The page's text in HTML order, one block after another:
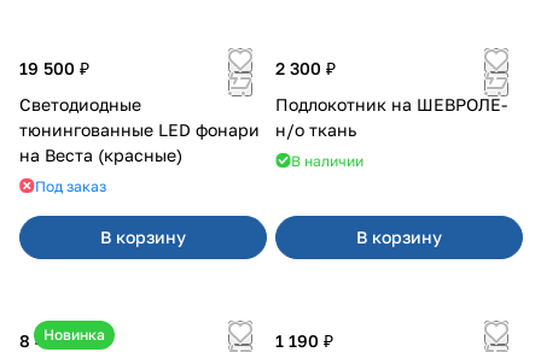
19 500 ₽
Светодиодные
тюнингованные LED фонари
на Веста (красные)
Под заказ
В корзину
2 300 ₽
Подлокотник на ШЕВРОЛЕ-
н/о ткань
В наличии
В корзину
Новинка
8 400 ₽
1 190 ₽